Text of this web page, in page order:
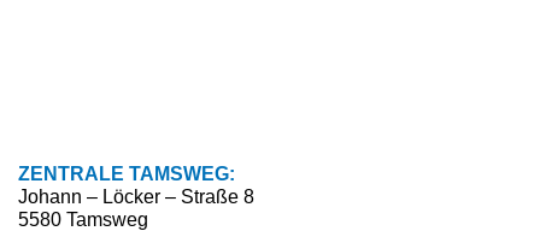
ZENTRALE TAMSWEG:
Johann – Löcker – Straße 8
5580 Tamsweg